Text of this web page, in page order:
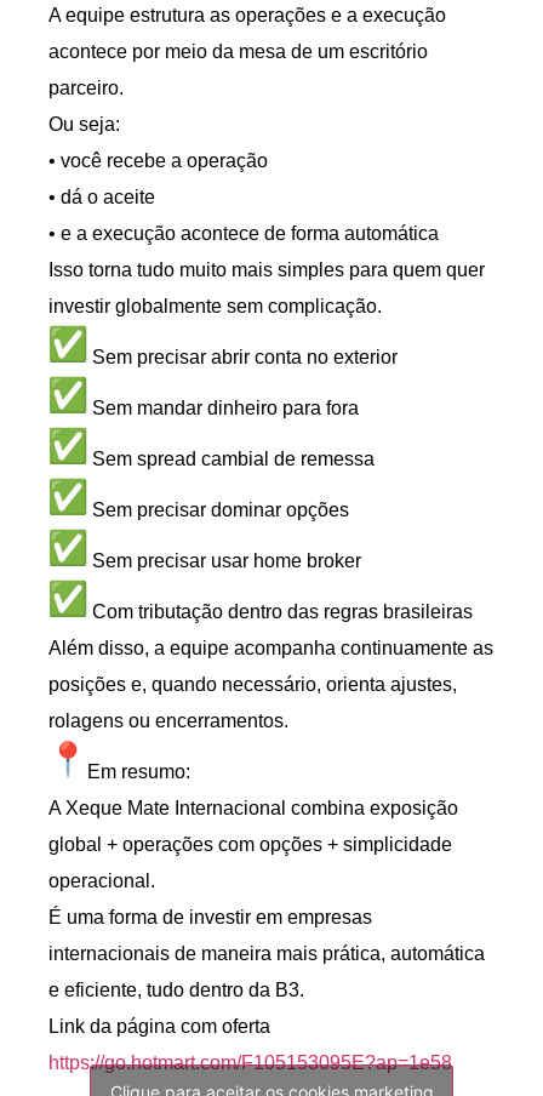
A equipe estrutura as operações e a execução
acontece por meio da mesa de um escritório
parceiro.
Ou seja:
• você recebe a operação
• dá o aceite
• e a execução acontece de forma automática
Isso torna tudo muito mais simples para quem quer
investir globalmente sem complicação.
Sem precisar abrir conta no exterior
Sem mandar dinheiro para fora
Sem spread cambial de remessa
Sem precisar dominar opções
Sem precisar usar home broker
Com tributação dentro das regras brasileiras
Além disso, a equipe acompanha continuamente as
posições e, quando necessário, orienta ajustes,
rolagens ou encerramentos.
Em resumo:
A Xeque Mate Internacional combina exposição
global + operações com opções + simplicidade
operacional.
É uma forma de investir em empresas
internacionais de maneira mais prática, automática
e eficiente, tudo dentro da B3.
Link da página com oferta
https://go.hotmart.com/F105153095E?ap=1e58